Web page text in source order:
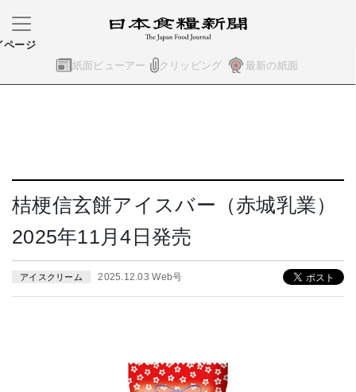
紙面ビューアー クリッピング 最新の紙面
ページ
桔梗信玄餅アイスバー（赤城乳業）
2025年11月4日発売
アイスクリーム 2025.12.03 Web号